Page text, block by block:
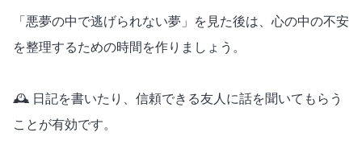
「悪夢の中で逃げられない夢」を見た後は、心の中の不安
を整理するための時間を作りましょう。
🕰️ 日記を書いたり、信頼できる友人に話を聞いてもらう
ことが有効です。